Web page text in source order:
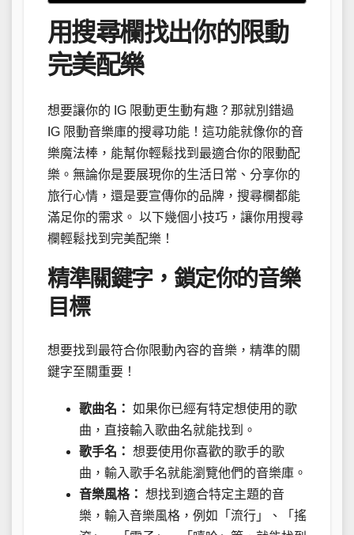
用搜尋欄找出你的限動
完美配樂
想要讓你的 IG 限動更生動有趣？那就別錯過
IG 限動音樂庫的搜尋功能！這功能就像你的音
樂魔法棒，能幫你輕鬆找到最適合你的限動配
樂。無論你是要展現你的生活日常、分享你的
旅行心情，還是要宣傳你的品牌，搜尋欄都能
滿足你的需求。 以下幾個小技巧，讓你用搜尋
欄輕鬆找到完美配樂！
精準關鍵字，鎖定你的音樂
目標
想要找到最符合你限動內容的音樂，精準的關
鍵字至關重要！
歌曲名： 如果你已經有特定想使用的歌
曲，直接輸入歌曲名就能找到。
歌手名： 想要使用你喜歡的歌手的歌
曲，輸入歌手名就能瀏覽他們的音樂庫。
音樂風格： 想找到適合特定主題的音
樂，輸入音樂風格，例如「流行」、「搖